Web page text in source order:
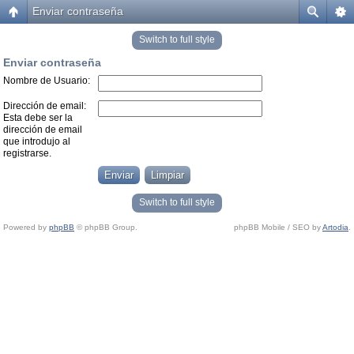
Enviar contraseña
Switch to full style
Enviar contraseña
Nombre de Usuario:
Dirección de email:
Esta debe ser la
dirección de email
que introdujo al
registrarse.
Switch to full style
Powered by phpBB © phpBB Group. phpBB Mobile / SEO byArtodia